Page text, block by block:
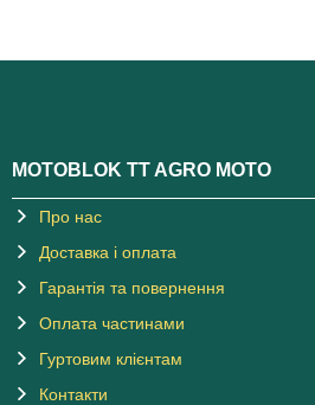
MOTOBLOK TT AGRO MOTO
Про нас
Доставка і оплата
Гарантія та повернення
Оплата частинами
Гуртовим клієнтам
Контакти